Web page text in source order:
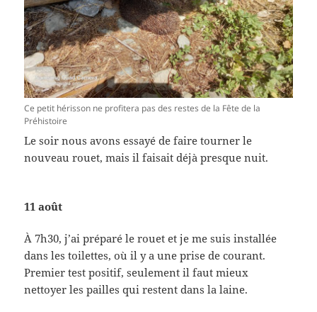
Ce petit hérisson ne profitera pas des restes de la Fête de la
Préhistoire
Le soir nous avons essayé de faire tourner le
nouveau rouet, mais il faisait déjà presque nuit.
11 août
À 7h30, j’ai préparé le rouet et je me suis installée
dans les toilettes, où il y a une prise de courant.
Premier test positif, seulement il faut mieux
nettoyer les pailles qui restent dans la laine.